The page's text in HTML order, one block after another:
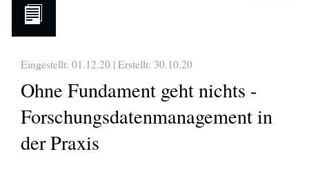
Eingestellt: 01.12.20 | Erstellt: 30.10.20
Ohne Fundament geht nichts -
Forschungsdatenmanagement in
der Praxis